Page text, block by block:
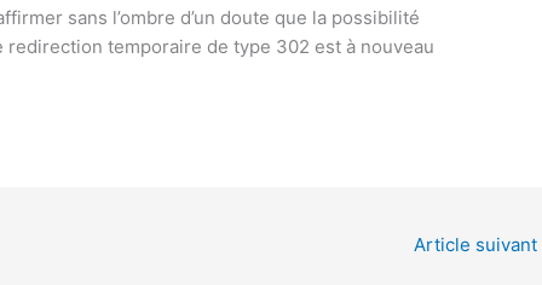
sans l’ombre d’un doute que la possibilité
redirection temporaire de type 302 est à nouveau
Article suivant